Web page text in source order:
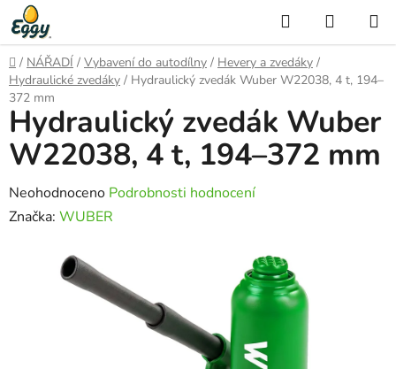
Přejít
na
obsah
Hledat
KOŠÍK
Domů
/ NÁŘADÍ / Vybavení do autodílny / Hevery a zvedáky /
Hydraulické zvedáky / Hydraulický zvedák Wuber W22038, 4 t, 194–
372 mm
Hydraulický zvedák Wuber
W22038, 4 t, 194–372 mm
Průměrné
hodnocení
Neohodnoceno Podrobnosti hodnocení
Značka: WUBER